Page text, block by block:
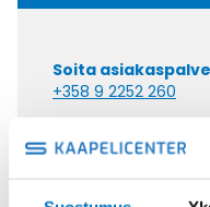
Soita
+358 9 2252 260
Tai lähetä